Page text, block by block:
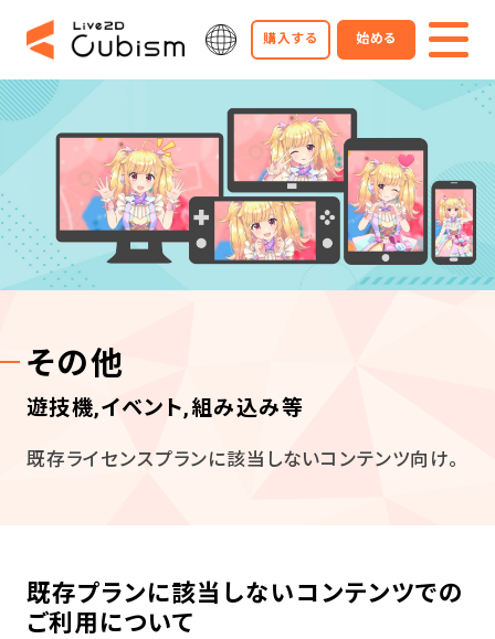
購入する 始める
その他
遊技機,イベント,組み込み等
既存ライセンスプランに該当しないコンテンツ向け。
既存プランに該当しないコンテンツでの
ご利用について